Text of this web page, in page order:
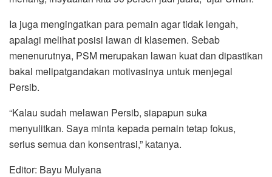
Ia juga mengingatkan para pemain agar tidak lengah,
apalagi melihat posisi lawan di klasemen. Sebab
menenurutnya, PSM merupakan lawan kuat dan dipastikan
bakal melipatgandakan motivasinya untuk menjegal
Persib.
“Kalau sudah melawan Persib, siapapun suka
menyulitkan. Saya minta kepada pemain tetap fokus,
serius semua dan konsentrasi,” katanya.
Editor: Bayu Mulyana